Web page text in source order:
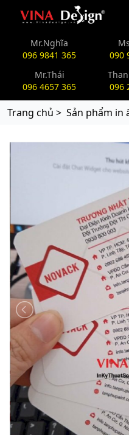
vinadesign.vn
Mr.Nghĩa
096 9841 365
090
Mr.Thái
096 4657 365
096
Trang chủ > Sản phẩm in